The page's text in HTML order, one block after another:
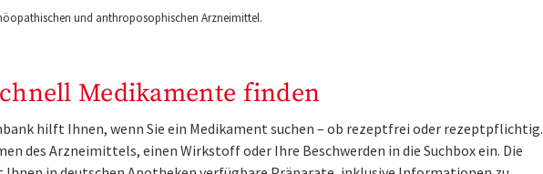
und anthroposophischen Arzneimittel.
Medikamente finden
hilft Ihnen, wenn Sie ein Medikament suchen – ob rezeptfrei oder rezeptpflichtig.
des Arzneimittels, einen Wirkstoff oder Ihre Beschwerden in die Suchbox ein. Die